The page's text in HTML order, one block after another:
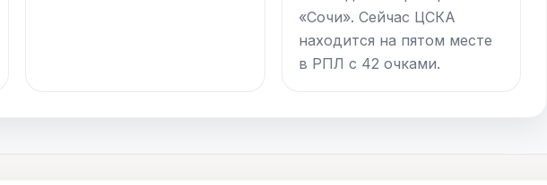
«Сочи». Сейчас ЦСКА
находится на пятом месте
в РПЛ с 42 очками.